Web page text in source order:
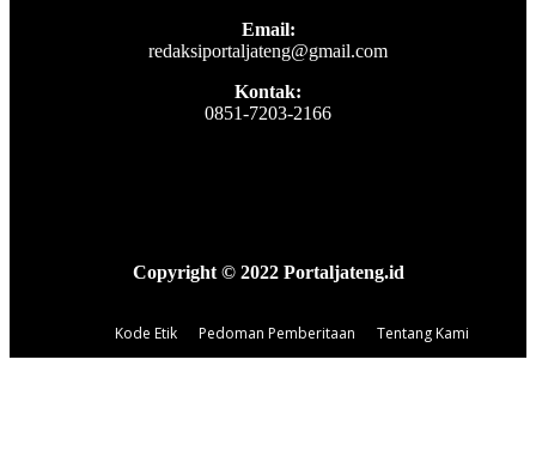
Email:
redaksiportaljateng@gmail.com
Kontak:
0851-7203-2166
Copyright © 2022 Portaljateng.id
Kode Etik Pedoman Pemberitaan Tentang Kami